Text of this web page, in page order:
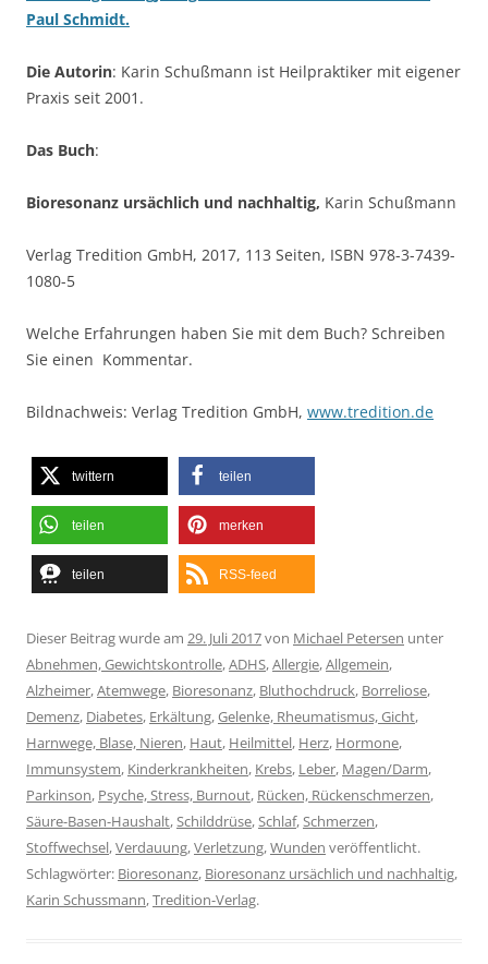
Paul Schmidt.
Die Autorin: Karin Schußmann ist Heilpraktiker mit eigener
Praxis seit 2001.
Das Buch:
Bioresonanz ursächlich und nachhaltig, Karin Schußmann
Verlag Tredition GmbH, 2017, 113 Seiten, ISBN 978-3-7439-
1080-5
Welche Erfahrungen haben Sie mit dem Buch? Schreiben
Sie einen Kommentar.
Bildnachweis: Verlag Tredition GmbH, www.tredition.de
twittern teilen
teilen merken
teilen RSS-feed
Dieser Beitrag wurde am 29. Juli 2017von Michael Petersen unter
Abnehmen, Gewichtskontrolle,ADHS,Allergie,Allgemein,
Alzheimer,Atemwege, Bioresonanz, Bluthochdruck, Borreliose,
Demenz, Diabetes, Erkältung,Gelenke, Rheumatismus, Gicht,
Harnwege, Blase, Nieren, Haut, Heilmittel, Herz, Hormone,
Immunsystem, Kinderkrankheiten, Krebs, Leber, Magen/Darm,
Parkinson, Psyche, Stress, Burnout, Rücken, Rückenschmerzen,
Säure-Basen-Haushalt,Schilddrüse,Schlaf,Schmerzen,
Stoffwechsel,Verdauung,Verletzung,Wunden veröffentlicht.
Schlagwörter: Bioresonanz, Bioresonanz ursächlich und nachhaltig,
Karin Schussmann,Tredition-Verlag.